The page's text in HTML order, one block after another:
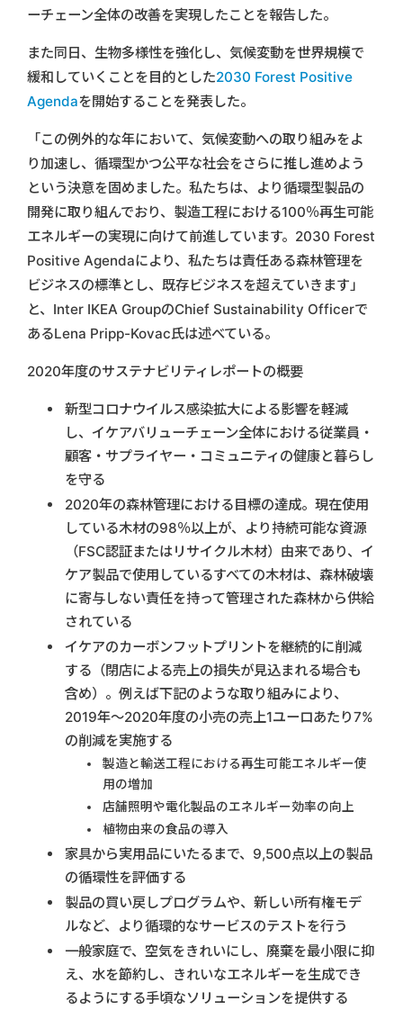
ーチェーン全体の改善を実現したことを報告した。
また同日、生物多様性を強化し、気候変動を世界規模で
緩和していくことを目的とした2030 Forest Positive
Agendaを開始することを発表した。
「この例外的な年において、気候変動への取り組みをよ
り加速し、循環型かつ公平な社会をさらに推し進めよう
という決意を固めました。私たちは、より循環型製品の
開発に取り組んでおり、製造工程における100％再生可能
エネルギーの実現に向けて前進しています。2030 Forest
Positive Agendaにより、私たちは責任ある森林管理を
ビジネスの標準とし、既存ビジネスを超えていきます」
と、Inter IKEA GroupのChief Sustainability Officerで
あるLena Pripp-Kovac氏は述べている。
2020年度のサステナビリティレポートの概要
新型コロナウイルス感染拡大による影響を軽減
し、イケアバリューチェーン全体における従業員・
顧客・サプライヤー・コミュニティの健康と暮らし
を守る
2020年の森林管理における目標の達成。現在使用
している木材の98％以上が、より持続可能な資源
（FSC認証またはリサイクル木材）由来であり、イ
ケア製品で使用しているすべての木材は、森林破壊
に寄与しない責任を持って管理された森林から供給
されている
イケアのカーボンフットプリントを継続的に削減
する（閉店による売上の損失が見込まれる場合も
含め）。例えば下記のような取り組みにより、
2019年～2020年度の小売の売上1ユーロあたり7%
の削減を実施する
製造と輸送工程における再生可能エネルギー使
用の増加
店舗照明や電化製品のエネルギー効率の向上
植物由来の食品の導入
家具から実用品にいたるまで、9,500点以上の製品
の循環性を評価する
製品の買い戻しプログラムや、新しい所有権モデ
ルなど、より循環的なサービスのテストを行う
一般家庭で、空気をきれいにし、廃棄を最小限に抑
え、水を節約し、きれいなエネルギーを生成でき
るようにする手頃なソリューションを提供する